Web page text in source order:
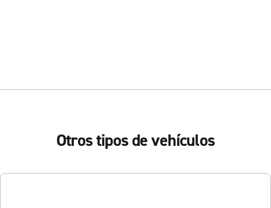
Otros tipos de vehículos